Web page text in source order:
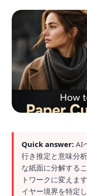
Quick answer: AI
行き推定と意味分
な紙面に分解する
トワークに変えま
イヤー境界を特定